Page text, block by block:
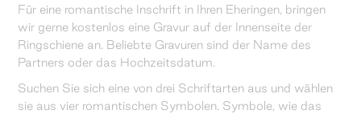
Für eine romantische Inschrift in Ihren Eheringen, bringen
wir gerne kostenlos eine Gravur auf der Innenseite der
Ringschiene an. Beliebte Gravuren sind der Name des
Partners oder das Hochzeitsdatum.
Suchen Sie sich eine von drei Schriftarten aus und wählen
sie aus vier romantischen Symbolen. Symbole, wie das